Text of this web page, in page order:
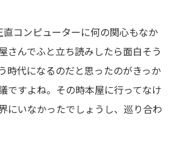
直コンピューターに何の関心もなか
さんでふと立ち読みしたら面白そう
時代になるのだと思ったのがきっか
ですよね。その時本屋に行ってなけ
にいなかったでしょうし、巡り合わ